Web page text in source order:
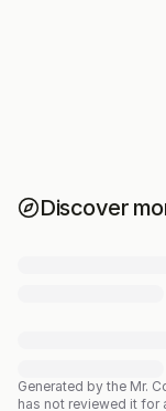
Discover
Generated by the Mr.
has not reviewed it for